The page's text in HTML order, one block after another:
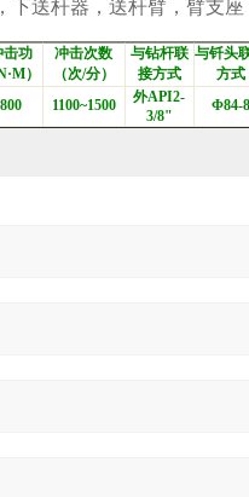
送杆器，送杆臂，臂支座
击功
）
冲击次数
（次/分）
与钻杆联
接方式
与钎头
方式
800 1100~1500
外API2-
3/8"
Φ84-8